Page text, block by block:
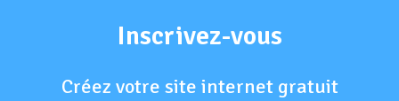
Inscrivez-vous
Créez votre site internet gratuit